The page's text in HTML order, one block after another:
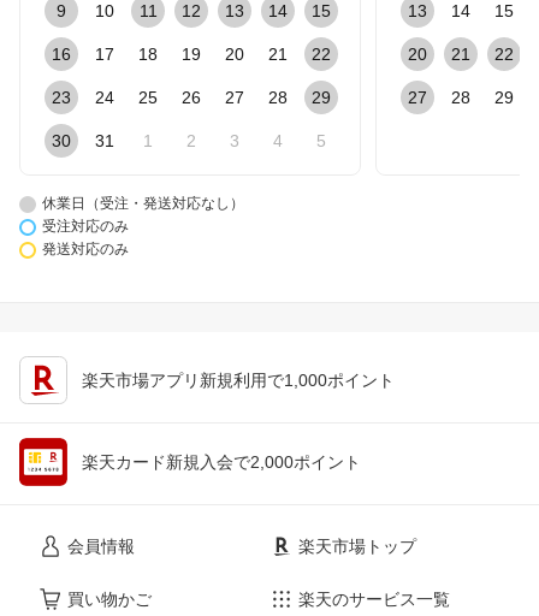
9 10 11 12 13 14 15
16 17 18 19 20 21 22
23 24 25 26 27 28 29
30 31 1 2 3 4 5
13 14 15
20 21 22
27 28 29
休業日（受注・発送対応なし）
受注対応のみ
発送対応のみ
楽天市場アプリ新規利用で1,000ポイント
楽天カード新規入会で2,000ポイント
会員情報
買い物かご
楽天市場トップ
楽天のサービス一覧